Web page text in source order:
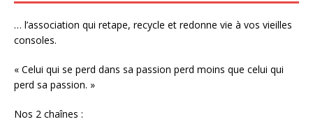
… l’association qui retape, recycle et redonne vie à vos vieilles
consoles.
« Celui qui se perd dans sa passion perd moins que celui qui
perd sa passion. »
Nos 2 chaînes :